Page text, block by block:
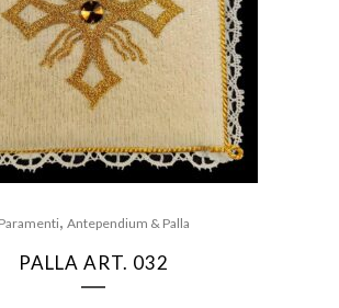
Paramenti, Antependium & Palla
PALLA ART. 032